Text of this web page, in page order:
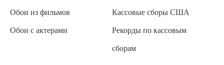
Обои из фильмов
Обои с актерами
Кассовые сборы США
Рекорды по кассовым
сборам